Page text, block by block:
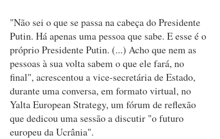
"Não sei o que se passa na cabeça do Presidente
Putin. Há apenas uma pessoa que sabe. E esse é o
próprio Presidente Putin. (...) Acho que nem as
pessoas à sua volta sabem o que ele fará, no
final", acrescentou a vice-secretária de Estado,
durante uma conversa, em formato virtual, no
Yalta European Strategy, um fórum de reflexão
que dedicou uma sessão a discutir "o futuro
europeu da Ucrânia".